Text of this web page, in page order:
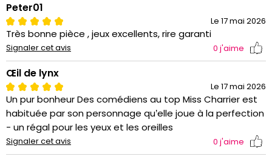
Peter01
Le 17 mai 2026
Très bonne pièce , jeux excellents, rire garanti
Signaler cet avis 0 j'aime
Œil de lynx
Le 17 mai 2026
Un pur bonheur Des comédiens au top Miss Charrier est
habituée par son personnage qu’elle joue à la perfection
- un régal pour les yeux et les oreilles
Signaler cet avis 0 j'aime